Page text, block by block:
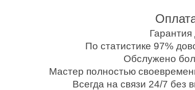
По статистике 97%
Обслужено
Мастер полностью
Всегда на связи 24/7 без